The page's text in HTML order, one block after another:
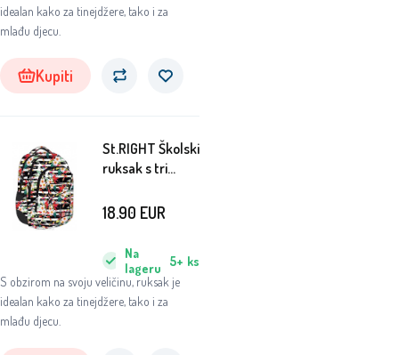
idealan kako za tinejdžere, tako i za
mlađu djecu.
Kupiti
St.RIGHT Školski
ruksak s tri
Tropical Stripes
S obzirom na svoju veličinu, ruksak je
idealan kako za tinejdžere, tako i za
mlađu djecu.
Na
lageru
5+ ks
18.90 EUR